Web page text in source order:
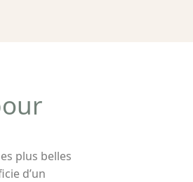
plus belles
d’un